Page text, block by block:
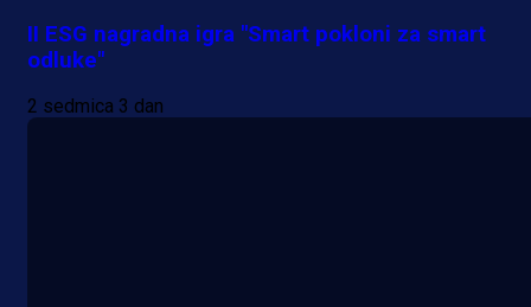
II ESG nagradna igra "Smart pokloni za smart
odluke"
2 sedmica 3 dan